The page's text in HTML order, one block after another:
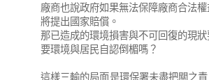
廠商也說政府如果無法保障廠商合法權
將提出國家賠償。
那已造成的環境損害與不可回復的現狀
要環境與居民自認倒楣嗎？
這樣三輸的局面是環保署未盡把關之